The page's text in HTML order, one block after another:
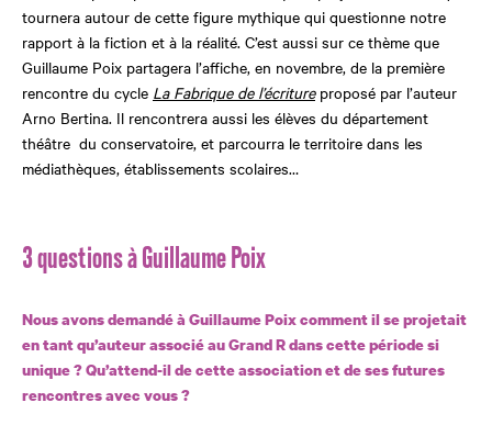
tournera autour de cette figure mythique qui questionne notre
rapport à la fiction et à la réalité. C’est aussi sur ce thème que
Guillaume Poix partagera l’affiche, en novembre, de la première
rencontre du cycle La Fabrique de l’écritureproposé par l’auteur
Arno Bertina. Il rencontrera aussi les élèves du département
théâtre du conservatoire, et parcourra le territoire dans les
médiathèques, établissements scolaires…
3 questions à Guillaume Poix
Nous avons demandé à Guillaume Poix comment il se projetait
en tant qu’auteur associé au Grand R dans cette période si
unique ? Qu’attend-il de cette association et de ses futures
rencontres avec vous ?